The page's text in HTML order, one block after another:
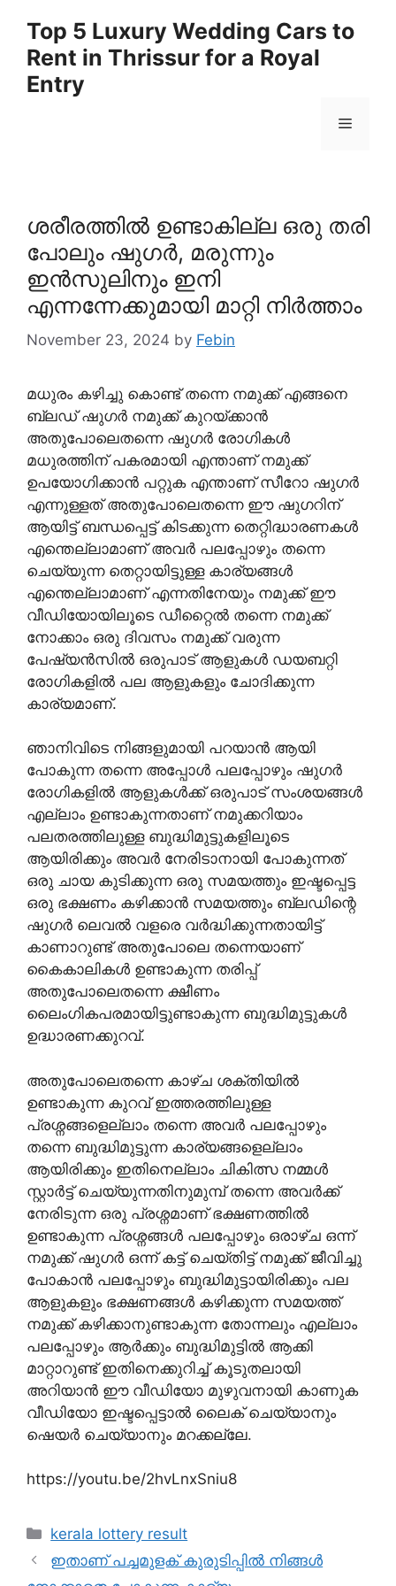
content
Top 5 Luxury Wedding Cars to
Rent in Thrissur for a Royal
Entry
Menu
ശരീരത്തിൽ ഉണ്ടാകില്ല ഒരു തരി
പോലും ഷുഗർ, മരുന്നും
ഇൻസുലിനും ഇനി
എന്നന്നേക്കുമായി മാറ്റി നിർത്താം
November 23, 2024 by Febin
മധുരം കഴിച്ചു കൊണ്ട് തന്നെ നമുക്ക് എങ്ങനെ
ബ്ലഡ് ഷുഗർ നമുക്ക് കുറയ്ക്കാൻ
അതുപോലെതന്നെ ഷുഗർ രോഗികൾ
മധുരത്തിന് പകരമായി എന്താണ് നമുക്ക്
ഉപയോഗിക്കാൻ പറ്റുക എന്താണ് സീറോ ഷുഗർ
എന്നുള്ളത് അതുപോലെതന്നെ ഈ ഷുഗറിന്
ആയിട്ട് ബന്ധപ്പെട്ട് കിടക്കുന്ന തെറ്റിദ്ധാരണകൾ
എന്തെല്ലാമാണ് അവർ പലപ്പോഴും തന്നെ
ചെയ്യുന്ന തെറ്റായിട്ടുള്ള കാര്യങ്ങൾ
എന്തെല്ലാമാണ് എന്നതിനേയും നമുക്ക് ഈ
വീഡിയോയിലൂടെ ഡീറ്റൈൽ തന്നെ നമുക്ക്
നോക്കാം ഒരു ദിവസം നമുക്ക് വരുന്ന
പേഷ്യൻസിൽ ഒരുപാട് ആളുകൾ ഡയബറ്റി
രോഗികളിൽ പല ആളുകളും ചോദിക്കുന്ന
കാര്യമാണ്.
ഞാനിവിടെ നിങ്ങളുമായി പറയാൻ ആയി
പോകുന്ന തന്നെ അപ്പോൾ പലപ്പോഴും ഷുഗർ
രോഗികളിൽ ആളുകൾക്ക് ഒരുപാട് സംശയങ്ങൾ
എല്ലാം ഉണ്ടാകുന്നതാണ് നമുക്കറിയാം
പലതരത്തിലുള്ള ബുദ്ധിമുട്ടുകളിലൂടെ
ആയിരിക്കും അവർ നേരിടാനായി പോകുന്നത്
ഒരു ചായ കുടിക്കുന്ന ഒരു സമയത്തും ഇഷ്ടപ്പെട്ട
ഒരു ഭക്ഷണം കഴിക്കാൻ സമയത്തും ബ്ലഡിന്റെ
ഷുഗർ ലെവൽ വളരെ വർദ്ധിക്കുന്നതായിട്ട്
കാണാറുണ്ട് അതുപോലെ തന്നെയാണ്
കൈകാലികൾ ഉണ്ടാകുന്ന തരിപ്പ്
അതുപോലെതന്നെ ക്ഷീണം
ലൈംഗികപരമായിട്ടുണ്ടാകുന്ന ബുദ്ധിമുട്ടുകൾ
ഉദ്ധാരണക്കുറവ്.
അതുപോലെതന്നെ കാഴ്ച ശക്തിയിൽ
ഉണ്ടാകുന്ന കുറവ് ഇത്തരത്തിലുള്ള
പ്രശ്നങ്ങളെല്ലാം തന്നെ അവർ പലപ്പോഴും
തന്നെ ബുദ്ധിമുട്ടുന്ന കാര്യങ്ങളെല്ലാം
ആയിരിക്കും ഇതിനെല്ലാം ചികിത്സ നമ്മൾ
സ്റ്റാർട്ട് ചെയ്യുന്നതിനുമുമ്പ് തന്നെ അവർക്ക്
നേരിടുന്ന ഒരു പ്രശ്നമാണ് ഭക്ഷണത്തിൽ
ഉണ്ടാകുന്ന പ്രശ്നങ്ങൾ പലപ്പോഴും ഒരാഴ്ച ഒന്ന്
നമുക്ക് ഷുഗർ ഒന്ന് കട്ട് ചെയ്തിട്ട് നമുക്ക് ജീവിച്ചു
പോകാൻ പലപ്പോഴും ബുദ്ധിമുട്ടായിരിക്കും പല
ആളുകളും ഭക്ഷണങ്ങൾ കഴിക്കുന്ന സമയത്ത്
നമുക്ക് കഴിക്കാനുണ്ടാകുന്ന തോന്നലും എല്ലാം
പലപ്പോഴും ആർക്കും ബുദ്ധിമുട്ടിൽ ആക്കി
മാറ്റാറുണ്ട് ഇതിനെക്കുറിച്ച് കൂടുതലായി
അറിയാൻ ഈ വീഡിയോ മുഴുവനായി കാണുക
വീഡിയോ ഇഷ്ടപ്പെട്ടാൽ ലൈക് ചെയ്യാനും
ഷെയർ ചെയ്യാനും മറക്കല്ലേ.
https://youtu.be/2hvLnxSniu8
Categories
kerala lottery result
ഇതാണ് പച്ചമുളക് കുരുടിപ്പിൽ നിങ്ങൾ